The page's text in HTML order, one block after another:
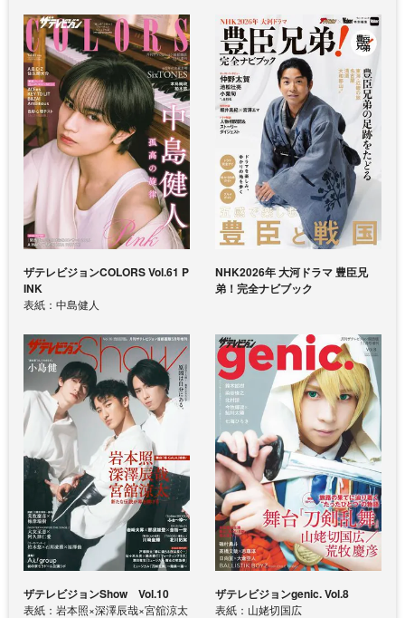
ザテレビジョンCOLORS Vol.61 P
INK
表紙：中島健人
NHK2026年 大河ドラマ 豊臣兄
弟！完全ナビブック
ザテレビジョンShow Vol.10
表紙：岩本照×深澤辰哉×宮舘涼太
ザテレビジョンgenic. Vol.8
表紙：山姥切国広